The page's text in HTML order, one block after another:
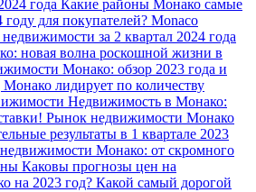
года Какие районы Монако самые
для покупателей? Monaco
за 2 квартал 2024 года
новая волна роскошной жизни в
Монако: обзор 2023 года и
Монако лидирует по количеству
Недвижимость в Монако:
Рынок недвижимости Монако
результаты в 1 квартале 2023
Монако: от скромного
Каковы прогнозы цен на
на 2023 год? Какой самый дорогой